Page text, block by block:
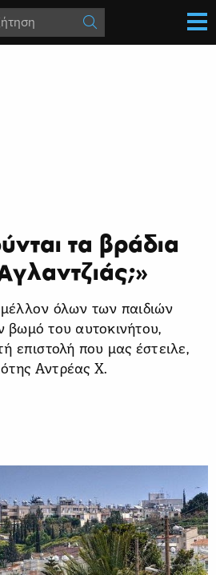
τα βράδια
όλων των παιδιών
βωμό του αυτοκινήτου,
επιστολή που μας έστειλε,
Αντρέας Χ.